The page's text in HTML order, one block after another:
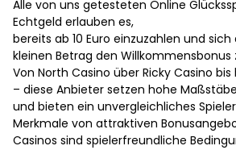
Alle von uns getesteten Online
Echtgeld erlauben es,
bereits ab 10 Euro einzuzahlen und
kleinen Betrag den Willkommensbonus
Von North Casino über Ricky Casino
– diese Anbieter setzen hohe Maßstäbe
und bieten ein unvergleichliches
Merkmale von attraktiven
Casinos sind spielerfreundliche